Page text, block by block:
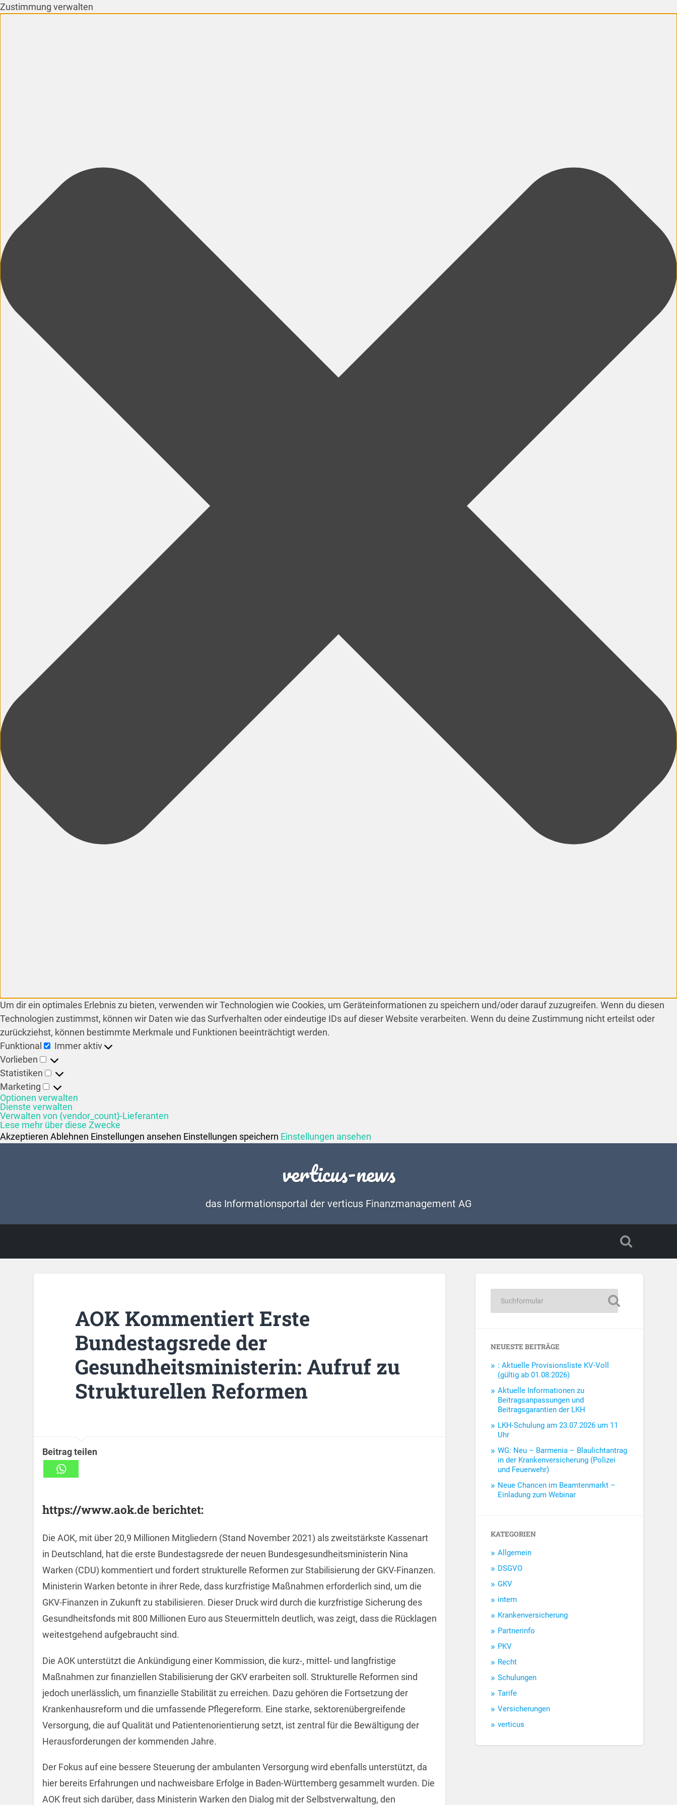
Zustimmung verwalten
Um dir ein optimales Erlebnis zu bieten, verwenden wir Technologien wie Cookies, um Geräteinformationen zu speichern und/oder darauf zuzugreifen. Wenn du diesen
Technologien zustimmst, können wir Daten wie das Surfverhalten oder eindeutige IDs auf dieser Website verarbeiten. Wenn du deine Zustimmung nicht erteilst oder
zurückziehst, können bestimmte Merkmale und Funktionen beeinträchtigt werden.
Funktional
Immer aktiv
Vorlieben
Statistiken
Marketing
Optionen verwalten
Dienste verwalten
Verwalten von {vendor_count}-Lieferanten
Lese mehr über diese Zwecke
Akzeptieren Ablehnen Einstellungen ansehen Einstellungen speichern Einstellungen ansehen
verticus-news
das Informationsportal der verticus Finanzmanagement AG
AOK Kommentiert Erste
Bundestagsrede der
Gesundheitsministerin: Aufruf zu
Strukturellen Reformen
Beitrag teilen
https://www.aok.de berichtet:
Die AOK, mit über 20,9 Millionen Mitgliedern (Stand November 2021) als zweitstärkste Kassenart
in Deutschland, hat die erste Bundestagsrede der neuen Bundesgesundheitsministerin Nina
Warken (CDU) kommentiert und fordert strukturelle Reformen zur Stabilisierung der GKV-Finanzen.
Ministerin Warken betonte in ihrer Rede, dass kurzfristige Maßnahmen erforderlich sind, um die
GKV-Finanzen in Zukunft zu stabilisieren. Dieser Druck wird durch die kurzfristige Sicherung des
Gesundheitsfonds mit 800 Millionen Euro aus Steuermitteln deutlich, was zeigt, dass die Rücklagen
weitestgehend aufgebraucht sind.
Die AOK unterstützt die Ankündigung einer Kommission, die kurz-, mittel- und langfristige
Maßnahmen zur finanziellen Stabilisierung der GKV erarbeiten soll. Strukturelle Reformen sind
jedoch unerlässlich, um finanzielle Stabilität zu erreichen. Dazu gehören die Fortsetzung der
Krankenhausreform und die umfassende Pflegereform. Eine starke, sektorenübergreifende
Versorgung, die auf Qualität und Patientenorientierung setzt, ist zentral für die Bewältigung der
Herausforderungen der kommenden Jahre.
Der Fokus auf eine bessere Steuerung der ambulanten Versorgung wird ebenfalls unterstützt, da
hier bereits Erfahrungen und nachweisbare Erfolge in Baden-Württemberg gesammelt wurden. Die
AOK freut sich darüber, dass Ministerin Warken den Dialog mit der Selbstverwaltung, den
NEUESTE BEITRÄGE
: Aktuelle Provisionsliste KV-Voll
(gültig ab 01.08.2026)
Aktuelle Informationen zu
Beitragsanpassungen und
Beitragsgarantien der LKH
LKH-Schulung am 23.07.2026 um 11
Uhr
WG: Neu – Barmenia – Blaulichtantrag
in der Krankenversicherung (Polizei
und Feuerwehr)
Neue Chancen im Beamtenmarkt –
Einladung zum Webinar
KATEGORIEN
Allgemein
DSGVO
GKV
intern
Krankenversicherung
Partnerinfo
PKV
Recht
Schulungen
Tarife
Versicherungen
verticus